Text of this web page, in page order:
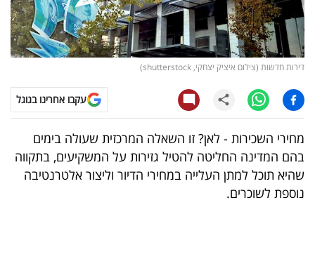
קריפטו
ויראלי
עסקי
ספורט
קריירה
ולימודים
דירות חדשות (צילום איציק יצחקי, shutterstock)
עקבו אחרינו בגוגל
מחירי השכירות - לאן? זו השאלה המרכזית שעולה בימים
בהם המדינה החליטה להטיל גזירות על המשקיעים, בתקווה
שהיא תוכל למתן העלייה במחירי הדיור וליצור אלטרנטיבה
נוספת לשוכרים.